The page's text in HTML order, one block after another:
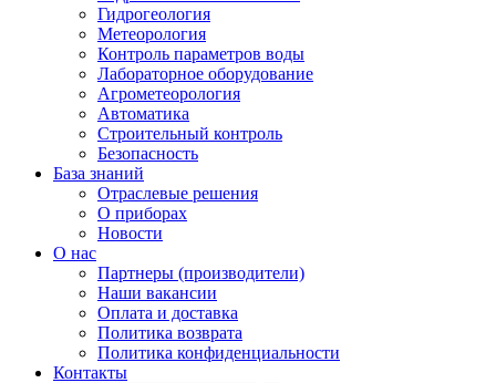
Гидрогеология
Метеорология
Контроль параметров воды
Лабораторное оборудование
Агрометеорология
Автоматика
Строительный контроль
Безопасность
База знаний
Отраслевые решения
О приборах
Новости
О нас
Партнеры (производители)
Наши вакансии
Оплата и доставка
Политика возврата
Политика конфиденциальности
Контакты